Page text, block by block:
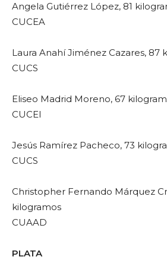
Angela Gutiérrez López, 81
CUCEA
Laura Anahí Jiménez Cazares, 87
CUCS
Eliseo Madrid Moreno, 67
CUCEI
Jesús Ramírez Pacheco, 73
CUCS
Christopher Fernando Márquez
kilogramos
CUAAD
PLATA